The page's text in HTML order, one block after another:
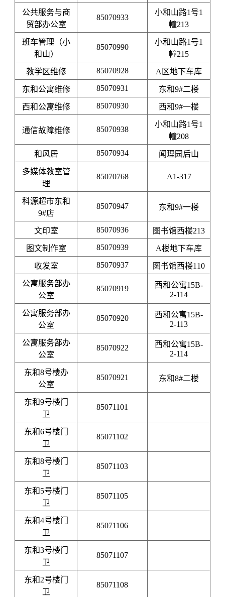
公共服务与商
贸部办公室
85070933
小和山路1号1
幢213
班车管理（小
和山）
85070990
小和山路1号1
幢215
教学区维修 85070928 A区地下车库
东和公寓维修 85070931 东和9#二楼
西和公寓维修 85070930 西和9#一楼
通信故障维修 85070938
小和山路1号1
幢208
和风居 85070934 闻理园后山
多媒体教室管
理
85070768 A1-317
科源超市东和
9#店
85070947 东和9#一楼
文印室 85070936 图书馆西楼213
图文制作室 85070939 A楼地下车库
收发室 85070937 图书馆西楼110
公寓服务部办
公室
85070919
西和公寓15B-
2-114
公寓服务部办
公室
85070920
西和公寓15B-
2-113
公寓服务部办
公室
85070922
西和公寓15B-
2-114
东和8号楼办
公室
85070921 东和8#二楼
东和9号楼门
卫
85071101
东和6号楼门
卫
85071102
东和8号楼门
卫
85071103
东和5号楼门
卫
85071105
东和4号楼门
卫
85071106
东和3号楼门
卫
85071107
东和2号楼门
卫
85071108